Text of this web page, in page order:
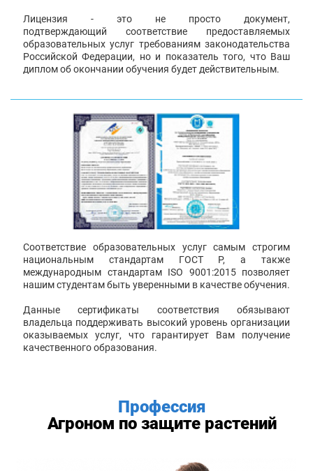
Лицензия - это не просто документ,
подтверждающий соответствие предоставляемых
образовательных услуг требованиям законодательства
Российской Федерации, но и показатель того, что Ваш
диплом об окончании обучения будет действительным.
Соответствие образовательных услуг самым строгим
национальным стандартам ГОСТ Р, а также
международным стандартам ISO 9001:2015 позволяет
нашим студентам быть уверенными в качестве обучения.
Данные сертификаты соответствия обязывают
владельца поддерживать высокий уровень организации
оказываемых услуг, что гарантирует Вам получение
качественного образования.
Профессия
Агроном по защите растений